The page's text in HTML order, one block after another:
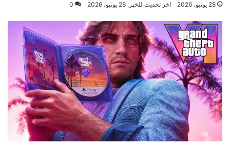
28 يونيو، 2026 اخر تحديث للخبر: 28 يونيو، 2026 0